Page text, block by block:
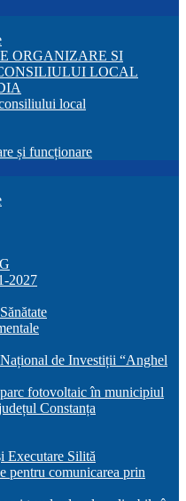
ORGANIZARE SI
LOCAL
local
și funcționare
2027
de Investiții “Anghel
fotovoltaic în municipiul
Constanța
Executare Silită
pentru comunicarea prin